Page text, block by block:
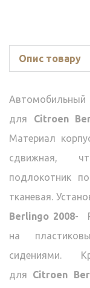
Опис товару
для Citroen
Материал
сдвижная,
подлокотник
тканевая.
Berlingo 2008-
на
сидениями.
для Citroen